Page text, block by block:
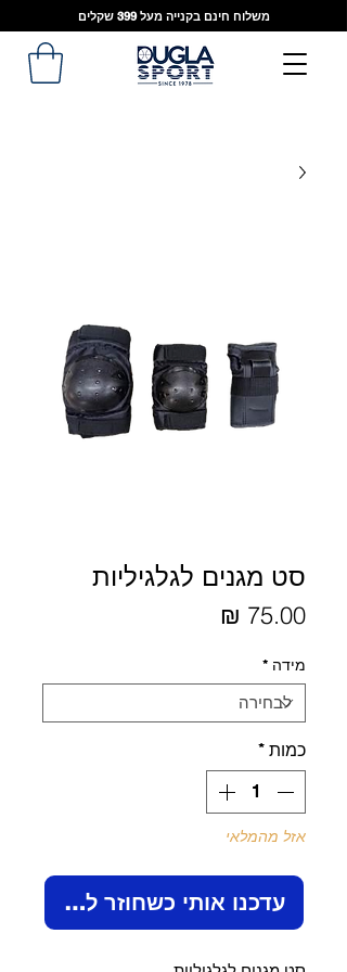
משלוח חינם בקנייה מעל 399 שקלים
סט מגנים לגלגיליות
מידה *
כמות *
אזל מהמלאי
עדכנו אותי כשחוזר למלאי